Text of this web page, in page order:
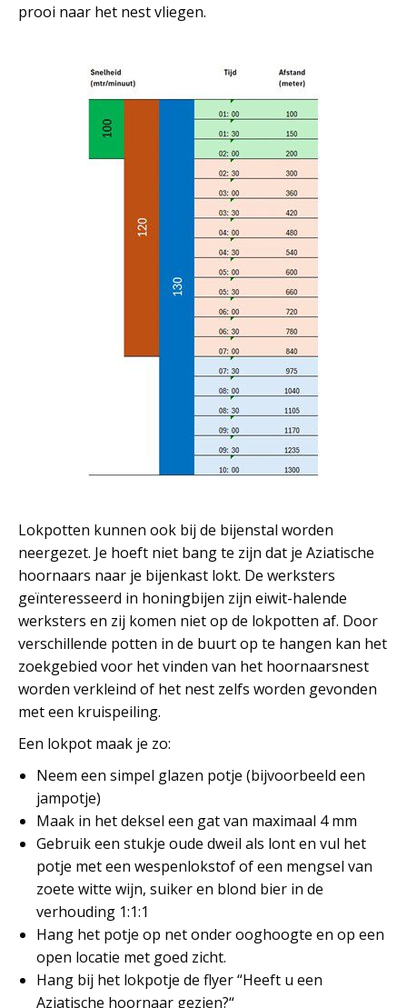
prooi naar het nest vliegen.
Lokpotten kunnen ook bij de bijenstal worden
neergezet. Je hoeft niet bang te zijn dat je Aziatische
hoornaars naar je bijenkast lokt. De werksters
geïnteresseerd in honingbijen zijn eiwit-halende
werksters en zij komen niet op de lokpotten af. Door
verschillende potten in de buurt op te hangen kan het
zoekgebied voor het vinden van het hoornaarsnest
worden verkleind of het nest zelfs worden gevonden
met een kruispeiling.
Een lokpot maak je zo:
Neem een simpel glazen potje (bijvoorbeeld een
jampotje)
Maak in het deksel een gat van maximaal 4 mm
Gebruik een stukje oude dweil als lont en vul het
potje met een wespenlokstof of een mengsel van
zoete witte wijn, suiker en blond bier in de
verhouding 1:1:1
Hang het potje op net onder ooghoogte en op een
open locatie met goed zicht.
Hang bij het lokpotje de flyer “Heeft u een
Aziatische hoornaar gezien?“